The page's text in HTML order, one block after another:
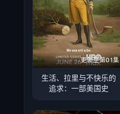
更新至第01集
生活、拉里与不快乐的
追求：一部美国史